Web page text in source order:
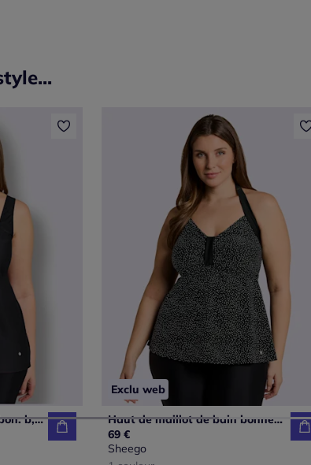
Haut de maillot de bain bon. b, c, d, e, f
Exclu web
Haut de maillot de bain bonnets doux
69 €
Sheego